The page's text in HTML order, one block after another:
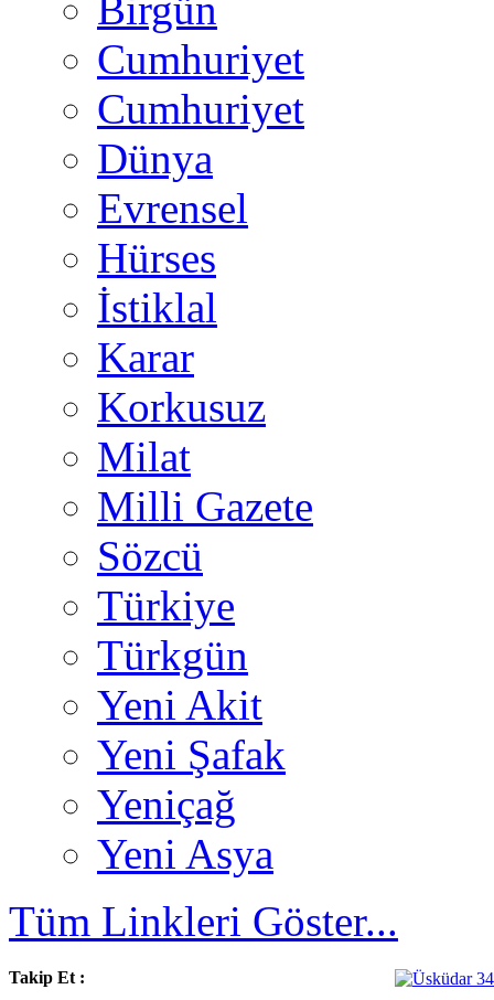
Birgün
Cumhuriyet
Cumhuriyet
Dünya
Evrensel
Hürses
İstiklal
Karar
Korkusuz
Milat
Milli Gazete
Sözcü
Türkiye
Türkgün
Yeni Akit
Yeni Şafak
Yeniçağ
Yeni Asya
Tüm Linkleri Göster...
Takip Et :